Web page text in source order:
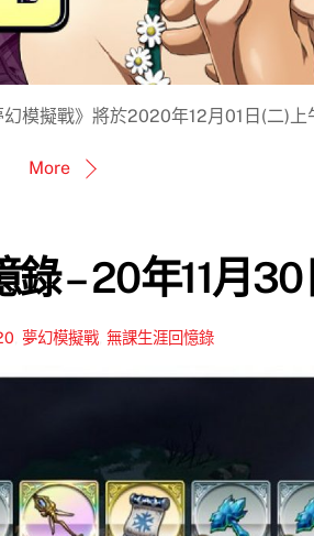
模擬戰》將於2020年12月01日(二)
More
– 20年11月30
夢幻模擬戰, 無課生涯回憶錄